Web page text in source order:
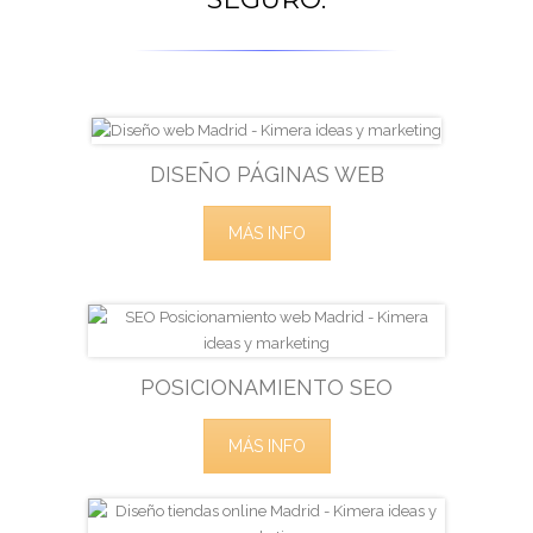
DISEÑO PÁGINAS WEB
MÁS INFO
POSICIONAMIENTO SEO
MÁS INFO